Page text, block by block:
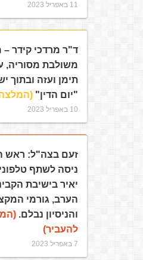
11 באפריל 2023
ד"ר מרדכי קידר
משולבת מסוריה,
תימן ועזה ובתוך
"יום הדין"(המלצה
10 באפריל 2023
זעם בצה"ל: ראש
ניסה לשתף
יאיר בישיבת
הערב, גורמי
והניסיון נבלם.
להעביר)
7 באפריל 2023